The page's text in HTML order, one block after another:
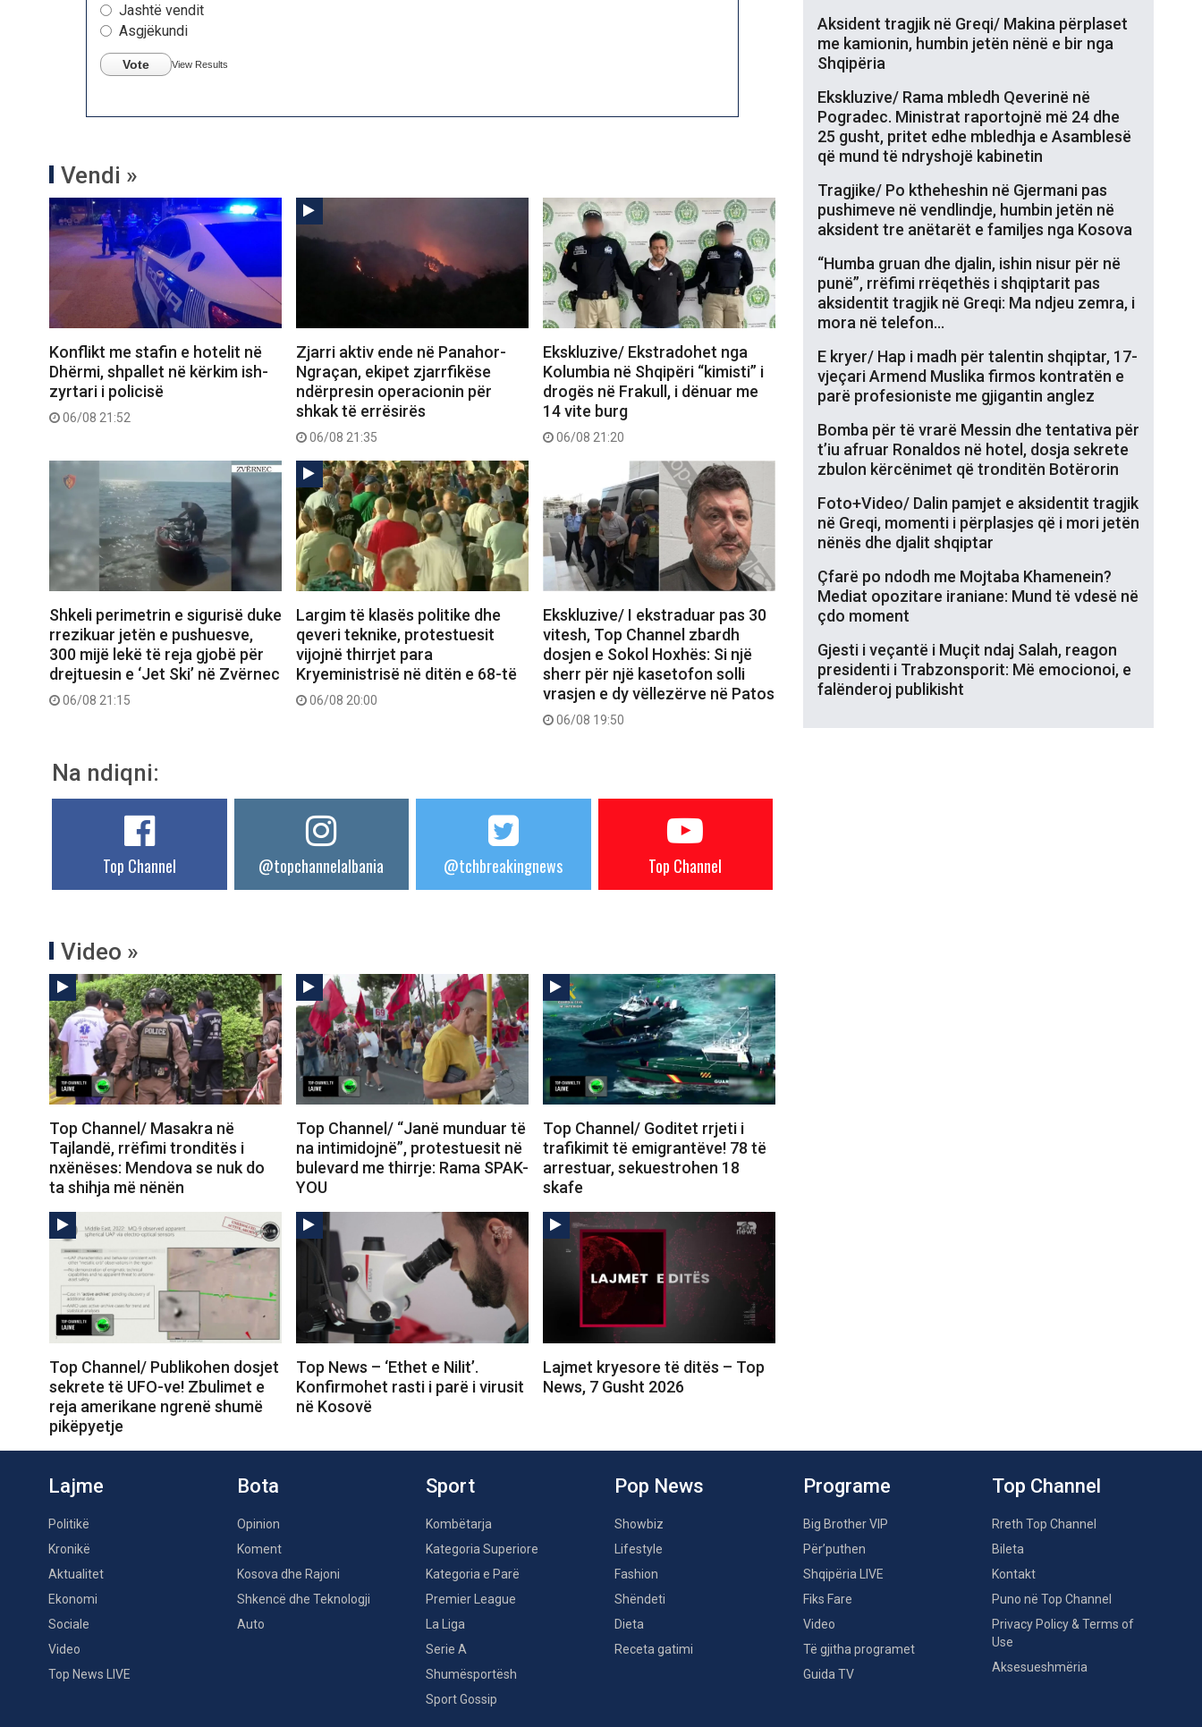
Jashtë vendit
Asgjëkundi
Vote View Results
Vendi »
Konflikt me stafin e hotelit në
Dhërmi, shpallet në kërkim ish-
zyrtari i policisë
06/08 21:52
Zjarri aktiv ende në Panahor-
Ngraçan, ekipet zjarrfikëse
ndërpresin operacionin për
shkak të errësirës
06/08 21:35
Ekskluzive/ Ekstradohet nga
Kolumbia në Shqipëri “kimisti” i
drogës në Frakull, i dënuar me
14 vite burg
06/08 21:20
Shkeli perimetrin e sigurisë duke
rrezikuar jetën e pushuesve,
300 mijë lekë të reja gjobë për
drejtuesin e ‘Jet Ski’ në Zvërnec
06/08 21:15
Largim të klasës politike dhe
qeveri teknike, protestuesit
vijojnë thirrjet para
Kryeministrisë në ditën e 68-të
06/08 20:00
Ekskluzive/ I ekstraduar pas 30
vitesh, Top Channel zbardh
dosjen e Sokol Hoxhës: Si një
sherr për një kasetofon solli
vrasjen e dy vëllezërve në Patos
06/08 19:50
Na ndiqni:
Top Channel @topchannelalbania @tchbreakingnews Top Channel
Video »
Top Channel/ Masakra në
Tajlandë, rrëfimi tronditës i
nxënëses: Mendova se nuk do
ta shihja më nënën
Top Channel/ “Janë munduar të
na intimidojnë”, protestuesit në
bulevard me thirrje: Rama SPAK-
YOU
Top Channel/ Goditet rrjeti i
trafikimit të emigrantëve! 78 të
arrestuar, sekuestrohen 18
skafe
Top Channel/ Publikohen dosjet
sekrete të UFO-ve! Zbulimet e
reja amerikane ngrenë shumë
pikëpyetje
Top News – ‘Ethet e Nilit’.
Konfirmohet rasti i parë i virusit
në Kosovë
Lajmet kryesore të ditës – Top
News, 7 Gusht 2026
Aksident tragjik në Greqi/ Makina përplaset
me kamionin, humbin jetën nënë e bir nga
Shqipëria
Ekskluzive/ Rama mbledh Qeverinë në
Pogradec. Ministrat raportojnë më 24 dhe
25 gusht, pritet edhe mbledhja e Asamblesë
që mund të ndryshojë kabinetin
Tragjike/ Po ktheheshin në Gjermani pas
pushimeve në vendlindje, humbin jetën në
aksident tre anëtarët e familjes nga Kosova
“Humba gruan dhe djalin, ishin nisur për në
punë”, rrëfimi rrëqethës i shqiptarit pas
aksidentit tragjik në Greqi: Ma ndjeu zemra, i
mora në telefon…
E kryer/ Hap i madh për talentin shqiptar, 17-
vjeçari Armend Muslika firmos kontratën e
parë profesioniste me gjigantin anglez
Bomba për të vrarë Messin dhe tentativa për
t’iu afruar Ronaldos në hotel, dosja sekrete
zbulon kërcënimet që tronditën Botërorin
Foto+Video/ Dalin pamjet e aksidentit tragjik
në Greqi, momenti i përplasjes që i mori jetën
nënës dhe djalit shqiptar
Çfarë po ndodh me Mojtaba Khamenein?
Mediat opozitare iraniane: Mund të vdesë në
çdo moment
Gjesti i veçantë i Muçit ndaj Salah, reagon
presidenti i Trabzonsporit: Më emocionoi, e
falënderoj publikisht
Lajme
Politikë
Kronikë
Aktualitet
Ekonomi
Sociale
Video
Top News LIVE
Bota
Opinion
Koment
Kosova dhe Rajoni
Shkencë dhe Teknologji
Auto
Sport
Kombëtarja
Kategoria Superiore
Kategoria e Parë
Premier League
La Liga
Serie A
Shumësportësh
Sport Gossip
Pop News
Showbiz
Lifestyle
Fashion
Shëndeti
Dieta
Receta gatimi
Programe
Big Brother VIP
Për’puthen
Shqipëria LIVE
Fiks Fare
Video
Të gjitha programet
Guida TV
Top Channel
Rreth Top Channel
Bileta
Kontakt
Puno në Top Channel
Privacy Policy & Terms of
Use
Aksesueshmëria